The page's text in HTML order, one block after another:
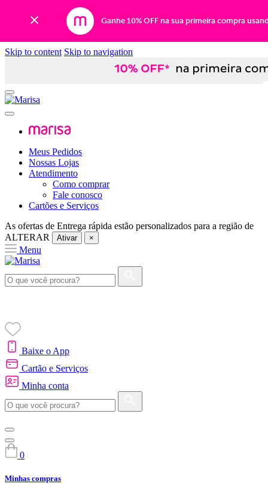
Ganhe 10% OFF na sua primeira compra
Skip to content Skip to navigation
Meus Pedidos
Nossas Lojas
Atendimento
Como comprar
Fale conosco
Cartões e Serviços
As ofertas de Entrega rápida estão personalizados para a região de
ALTERAR
Ativar ×
Menu
Baixe o App
Cartão e Serviços
Minha conta
0
Minhas compras